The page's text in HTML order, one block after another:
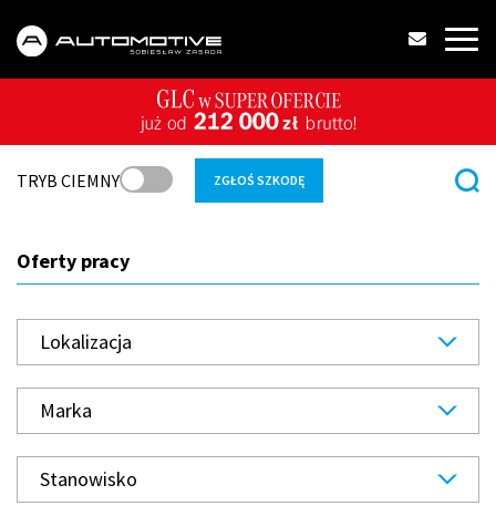
TRYB CIEMNY ZGŁOŚ SZKODĘ
Oferty pracy
Lokalizacja
Marka
Stanowisko